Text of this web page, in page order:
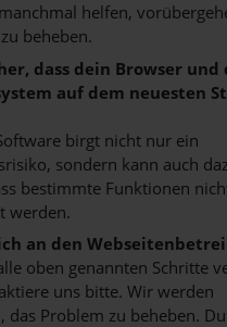
helfen,
beheben.
dass dein Browser und
auf dem neuesten
birgt nicht nur ein
sondern kann auch
bestimmte Funktionen
werden.
an den
oben genannten Schritte
uns bitte. Wir werden
das Problem zu beheben.